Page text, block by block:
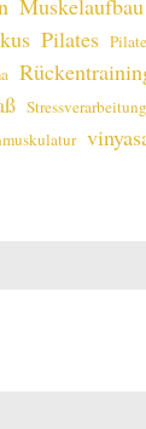
Muskelaufbau
Pilates
Stressverarbeitung